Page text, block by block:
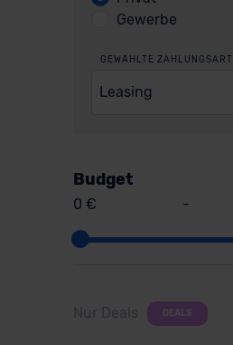
Gewerbe
GEWÄHLTE ZAHLUNGSART
Leasing
Budget
0 € -
Nur Deals DEALS